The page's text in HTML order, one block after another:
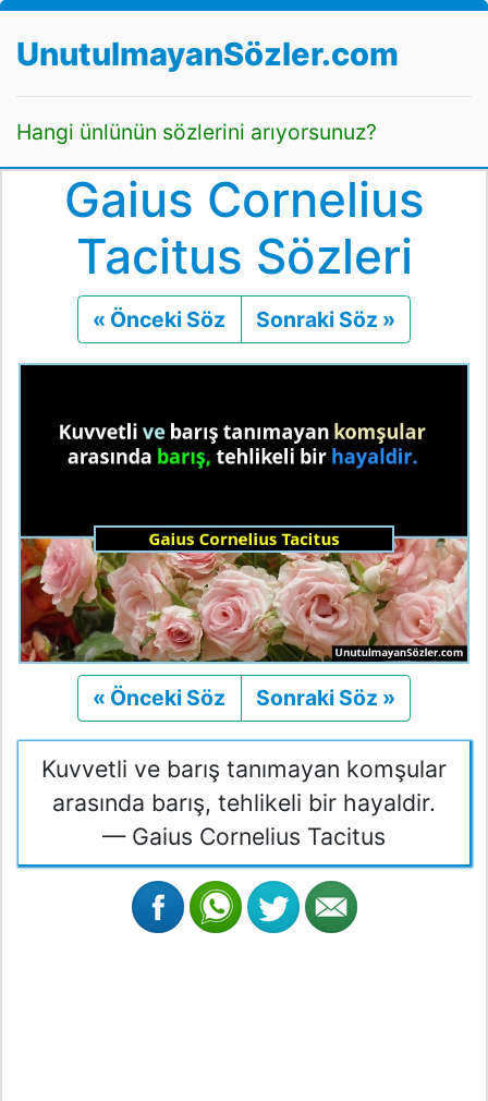
UnutulmayanSözler.com
Hangi ünlünün sözlerini arıyorsunuz?
Gaius Cornelius
Tacitus Sözleri
« Önceki Söz Önceki
Sonraki Söz »
« Önceki Söz Önceki
Sonraki Söz »
Kuvvetli ve barış tanımayan komşular
arasında barış, tehlikeli bir hayaldir.
— Gaius Cornelius Tacitus